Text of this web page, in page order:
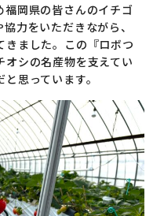
岡県の皆さんのイチゴ
力をいただきながら、
きました。この『ロボつ
シの名産物を支えてい
思っています。